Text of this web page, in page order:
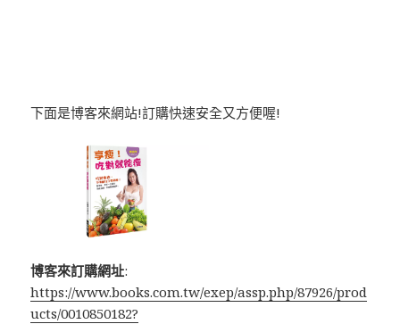
下面是博客來網站!訂購快速安全又方便喔!
博客來訂購網址:
https://www.books.com.tw/exep/assp.php/87926/prod
ucts/0010850182?